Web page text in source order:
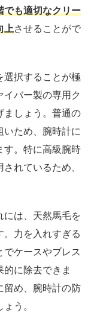
でも適切なクリー
上させることがで
選択することが極
バー製の専用ク
ましょう。普通の
いため、腕時計に
す。特に高級腕時
れているため、
には、天然馬毛を
力を入れすぎる
でケースやブレス
に除去できま
留め、腕時計の防
う。